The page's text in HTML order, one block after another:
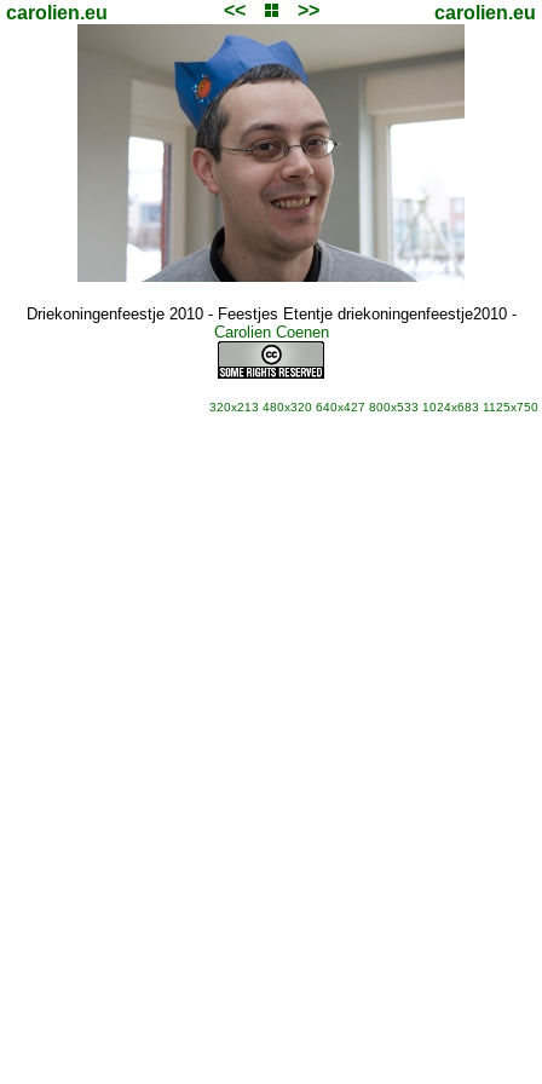
carolien.eu << >> carolien.eu
Driekoningenfeestje 2010 - Feestjes Etentje driekoningenfeestje2010-
Carolien Coenen
320x213 480x320 640x427 800x533 1024x683 1125x750